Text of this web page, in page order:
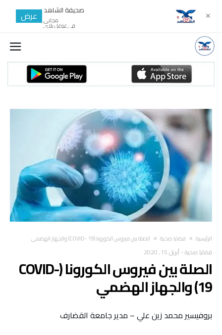
‫الرئيسية‬ قضايا صحية الصلة بين فيروس الكورونا (COVID- 19) والجهاز الهضمي
قضايا صحية-أبريل 15, 2020
الصلة بين فيروس الكورونا (COVID-
19) والجهاز الهضمي
بروفيسير محمد زين علي – مدير جامعة القضارف
✕ صحيفة الشاهد
مجانى
في غوغل بلاي
عرض